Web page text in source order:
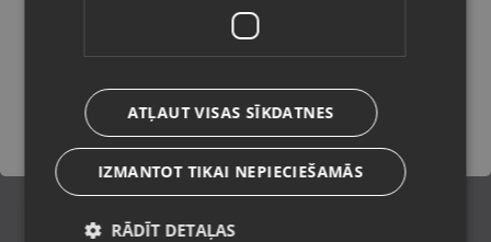
Stāvoklis Jauns (Garantija 24 mēneši)
€
Saglabāt
ATĻAUT VISAS SĪKDATNES
IZMANTOT TIKAI NEPIECIEŠAMĀS
RĀDĪT DETAĻAS